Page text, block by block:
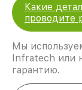
Какие
проводите
Мы
Infratech или
гарантию.